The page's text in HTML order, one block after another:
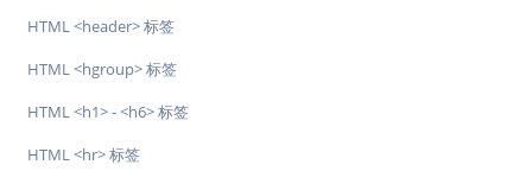
HTML <header> 标签
HTML <hgroup> 标签
HTML <h1> - <h6> 标签
HTML <hr> 标签